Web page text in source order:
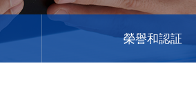
陳列展示
服飾和紡織
最新
參展訊
聯繫我們
榮譽和認証